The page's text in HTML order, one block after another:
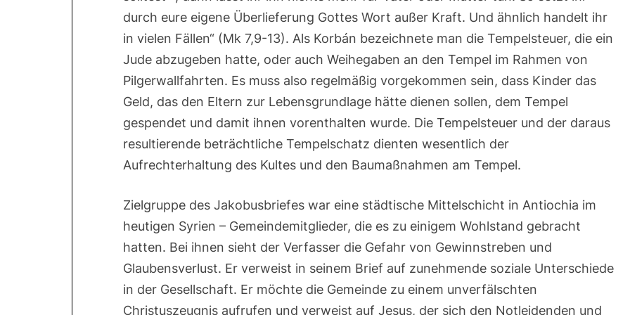
durch eure eigene Überlieferung Gottes Wort außer Kraft. Und ähnlich handelt ihr
in vielen Fällen“ (Mk 7,9-13). Als Korbán bezeichnete man die Tempelsteuer, die ein
Jude abzugeben hatte, oder auch Weihegaben an den Tempel im Rahmen von
Pilgerwallfahrten. Es muss also regelmäßig vorgekommen sein, dass Kinder das
Geld, das den Eltern zur Lebensgrundlage hätte dienen sollen, dem Tempel
gespendet und damit ihnen vorenthalten wurde. Die Tempelsteuer und der daraus
resultierende beträchtliche Tempelschatz dienten wesentlich der
Aufrechterhaltung des Kultes und den Baumaßnahmen am Tempel.
Zielgruppe des Jakobusbriefes war eine städtische Mittelschicht in Antiochia im
heutigen Syrien – Gemeindemitglieder, die es zu einigem Wohlstand gebracht
hatten. Bei ihnen sieht der Verfasser die Gefahr von Gewinnstreben und
Glaubensverlust. Er verweist in seinem Brief auf zunehmende soziale Unterschiede
in der Gesellschaft. Er möchte die Gemeinde zu einem unverfälschten
Christuszeugnis aufrufen und verweist auf Jesus, der sich den Notleidenden und